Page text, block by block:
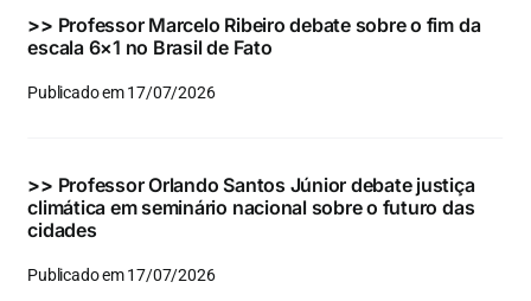
>> Professor Marcelo Ribeiro debate sobre o fim da
escala 6×1 no Brasil de Fato
Publicado em 17/07/2026
>> Professor Orlando Santos Júnior debate justiça
climática em seminário nacional sobre o futuro das
cidades
Publicado em 17/07/2026